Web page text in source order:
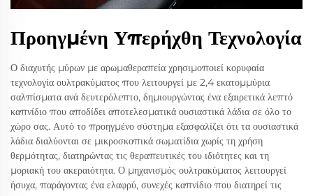
Προηγμένη Υπερήχθη Τεχνολογία
Ο διαχυτής μύρων με αρωμαθεραπεία χρησιμοποιεί κορυφαία
τεχνολογία ουλτρακύματος που λειτουργεί με 2,4 εκατομμύρια
σαλπίσματα ανά δευτερόλεπτο, δημιουργώντας ένα εξαιρετικά λεπτό
καπνίδιο που αποδίδει αποτελεσματικά ουσιαστικά λάδια σε όλο το
χώρο σας. Αυτό το προηγμένο σύστημα εξασφαλίζει ότι τα ουσιαστικά
λάδια διαλύονται σε μικροσκοπικά σωματίδια χωρίς τη χρήση
θερμότητας, διατηρώντας τις θεραπευτικές του ιδιότητες και τη
μοριακή του ακεραιότητα. Ο μηχανισμός ουλτρακύματος λειτουργεί
ήσυχα, παράγοντας ένα ελαφρύ, συνεχές καπνίδιο που διατηρεί τις